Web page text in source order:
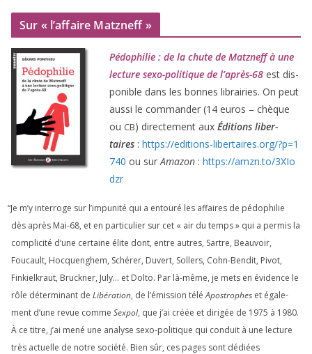
Sur « l’affaire Matzneff »
Pédophilie : de la chute de Matzneff à une
lec­ture sexo-poli­tique de l’après-68 est dis­
po­nible dans les bonnes librai­ries. On peut
aus­si le com­man­der (14 euros – chèque
ou CB) direc­te­ment aux Éditions liber­
taires : https://​edi​tions​-liber​taires​.org/​?​p​=​1
740 ou sur Amazon : https://​amzn​.to/​3​X​I​o​
dzr
“Je m’y inter­roge sur l’impunité qui a entou­ré les affaires de pédo­phi­lie
dès après Mai-68, et en par­ti­cu­lier sur cet « air du temps » qui a per­mis la
com­pli­ci­té d’une cer­taine élite dont, entre autres, Sartre, Beauvoir,
Foucault, Hocquenghem, Schérer, Duvert, Sollers, Cohn-Bendit, Pivot,
Finkielkraut, Bruckner, July… et Dolto. Par là-même, je mets en évi­dence le
rôle déter­mi­nant de Libération, de l’émission téléApostrophes et éga­le­
ment d’une revue comme Sexpol, que j’ai créée et diri­gée de 1975 à 1980.
À ce titre, j’ai mené une ana­lyse sexo-poli­tique qui conduit à une lec­ture
très actuelle de notre socié­té. Bien sûr, ces pages sont dédiées